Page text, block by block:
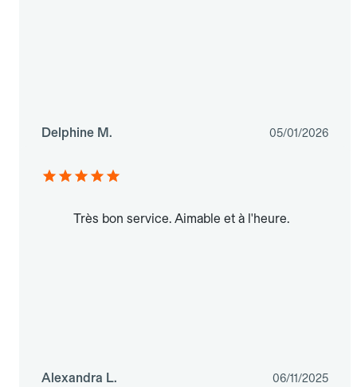
Delphine M. 05/01/2026
Très bon service. Aimable et à l'heure.
Alexandra L. 06/11/2025